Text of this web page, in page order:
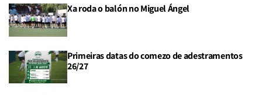
Xa roda o balón no Miguel Ángel
Primeiras datas do comezo de adestramentos
26/27